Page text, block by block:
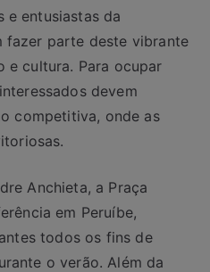
e entusiastas da
fazer parte deste vibrante
e cultura. Para ocupar
devem
competitiva, onde as
Anchieta, a Praça
em Peruíbe,
todos os fins de
o verão. Além da